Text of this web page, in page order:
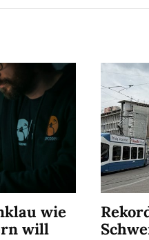
wie
will